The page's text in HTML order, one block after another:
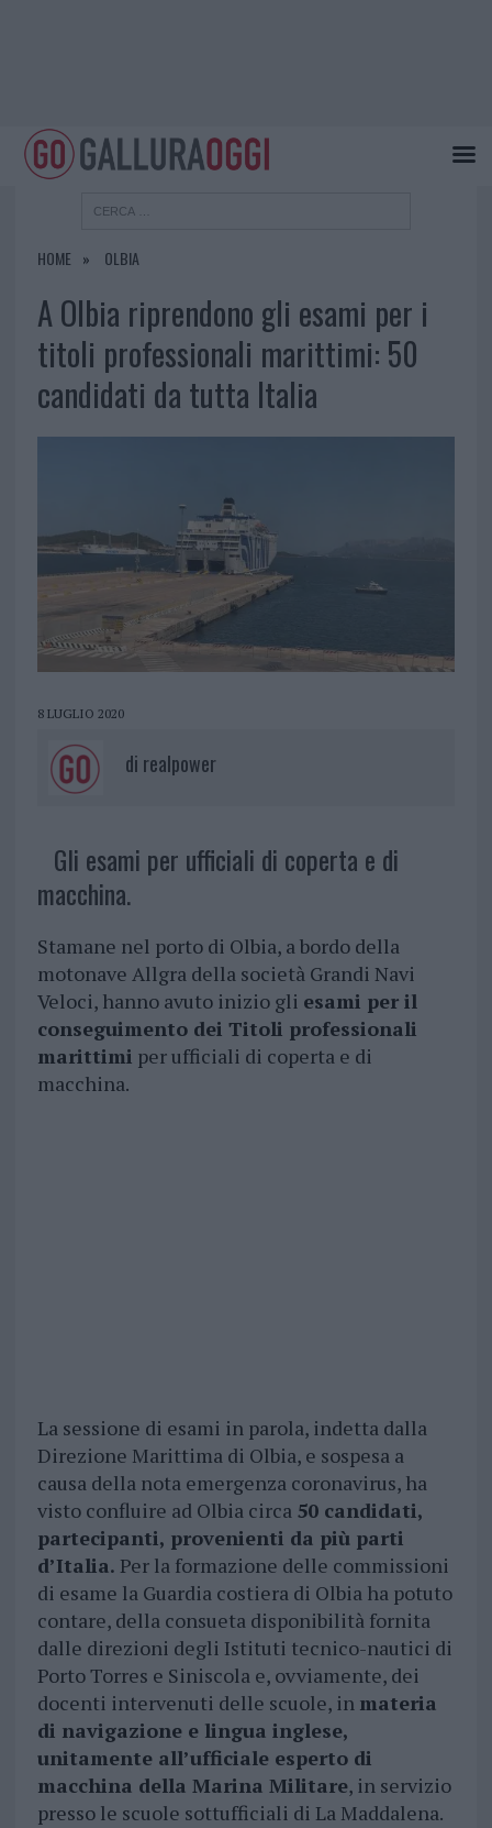
HOME OLBIA
A Olbia riprendono gli esami per i
titoli professionali marittimi: 50
candidati da tutta Italia
8 LUGLIO 2020
di realpower
Gli esami per ufficiali di coperta e di
macchina.
Stamane nel porto di Olbia, a bordo della
motonave Allgra della società Grandi Navi
Veloci, hanno avuto inizio gli esami per il
conseguimento dei Titoli professionali
marittimi per ufficiali di coperta e di
macchina.
La sessione di esami in parola, indetta dalla
Direzione Marittima di Olbia, e sospesa a
causa della nota emergenza coronavirus, ha
visto confluire ad Olbia circa 50 candidati,
partecipanti, provenienti da più parti
d’Italia. Per la formazione delle commissioni
di esame la Guardia costiera di Olbia ha potuto
contare, della consueta disponibilità fornita
dalle direzioni degli Istituti tecnico-nautici di
Porto Torres e Siniscola e, ovviamente, dei
docenti intervenuti delle scuole, in materia
di navigazione e lingua inglese,
unitamente all’ufficiale esperto di
macchina della Marina Militare, in servizio
presso le scuole sottufficiali di La Maddalena.